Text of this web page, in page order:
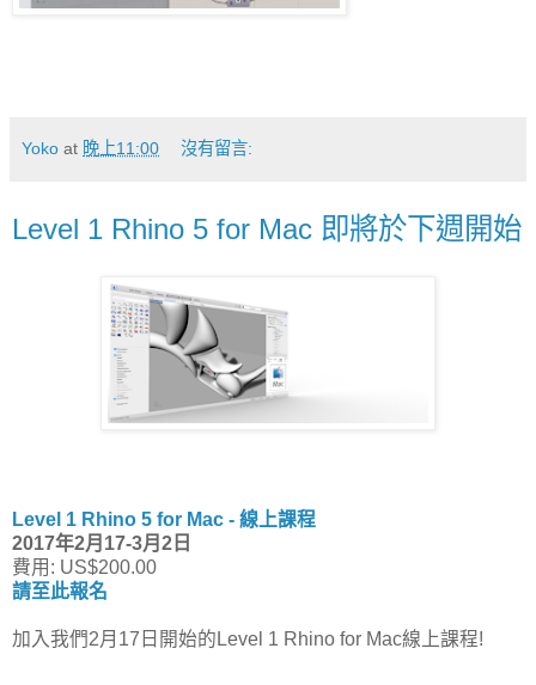
Yoko at 晚上11:00 沒有留言:
Level 1 Rhino 5 for Mac 即將於下週開始
Level 1 Rhino 5 for Mac - 線上課程
2017年2月17-3月2日
費用: US$200.00
請至此報名
加入我們2月17日開始的Level 1 Rhino for Mac線上課程!